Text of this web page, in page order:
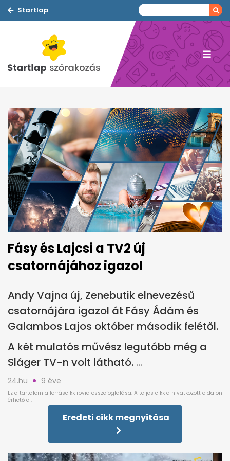
Startlap
Fásy és Lajcsi a TV2 új
csatornájához igazol
Andy Vajna új, Zenebutik elnevezésű
csatornájára igazol át Fásy Ádám és
Galambos Lajos október második felétől.
A két mulatós művész legutóbb még a
Sláger TV-n volt látható.
24.hu 9 éve
Eredeti cikk megnyitása